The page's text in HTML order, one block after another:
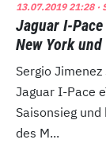
13.07.2019 21:28·
Jaguar I-
New York
Sergio
Jaguar I-Pace
Saisonsieg
des M...